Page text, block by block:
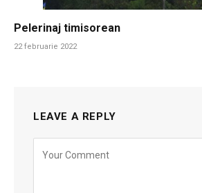
Pelerinaj timisorean
22 februarie 2022
LEAVE A REPLY